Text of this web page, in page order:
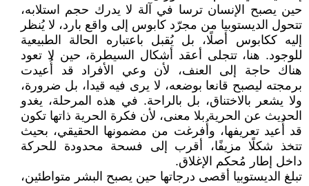
حين يصبح الإنسان ترسا في آلة لا يدرك حجم استلابه،
تتحول الديستوبيا من مجرّد كابوس إلى واقع بارد، لا يُنظر
إليه ككابوس أصلًا، بل يُقبل باعتباره الحالة الطبيعية
للوجود. هنا، تتجلى أعقد أشكال السيطرة، حين لا تعود
هناك حاجة إلى العنف، لأن وعي الأفراد قد أُعيدت
برمجته ليصبح قانعا بوضعه، لا يرى فيه قيدا، بل ضرورة،
ولا يشعر بالاختناق، بل بالراحة. في هذه المرحلة، يغدو
الحديث عن الحرية بلا معنى، لأن فكرة الحرية ذاتها تكون
قد أُعيد تعريفها، وأُفرغت من مضمونها الحقيقي، بحيث
تتخذ شكلًا مزيفًا، أقرب إلى فسحة محدودة للحركة
داخل إطار مُحكم الإغلاق.
تبلغ الديستوبيا أقصى درجاتها حين يصبح البشر متواطئين،